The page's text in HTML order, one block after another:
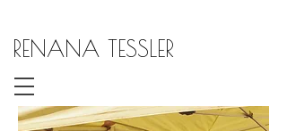
RENANA TESSLER